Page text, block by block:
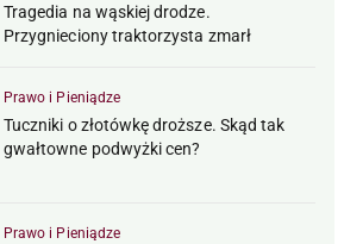
Tragedia na wąskiej drodze.
Przygnieciony traktorzysta zmarł
Prawo i Pieniądze
Tuczniki o złotówkę droższe. Skąd tak
gwałtowne podwyżki cen?
Prawo i Pieniądze